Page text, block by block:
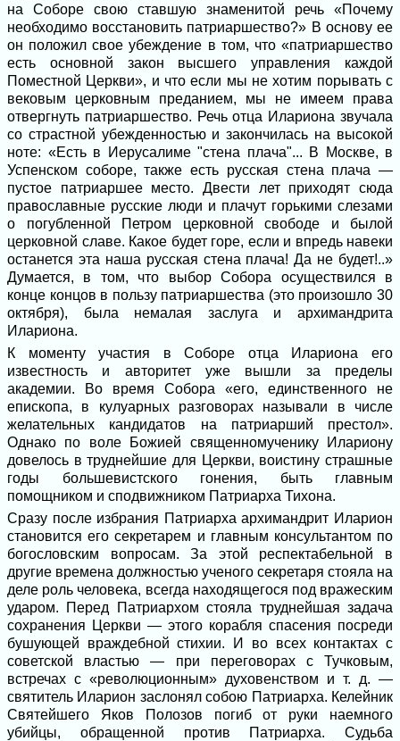
на Соборе свою ставшую знаменитой речь «Почему
необходимо восстановить патриаршество?» В основу ее
он положил свое убеждение в том, что «патриаршество
есть основной закон высшего управления каждой
Поместной Церкви», и что если мы не хотим порывать с
вековым церковным преданием, мы не имеем права
отвергнуть патриаршество. Речь отца Илариона звучала
со страстной убежденностью и закончилась на высокой
ноте: «Есть в Иерусалиме "стена плача"... В Москве, в
Успенском соборе, также есть русская стена плача —
пустое патриаршее место. Двести лет приходят сюда
православные русские люди и плачут горькими слезами
о погубленной Петром церковной свободе и былой
церковной славе. Какое будет горе, если и впредь навеки
останется эта наша русская стена плача! Да не будет!..»
Думается, в том, что выбор Собора осуществился в
конце концов в пользу патриаршества (это произошло 30
октября), была немалая заслуга и архимандрита
Илариона.
К моменту участия в Соборе отца Илариона его
известность и авторитет уже вышли за пределы
академии. Во время Собора «его, единственного не
епископа, в кулуарных разговорах называли в числе
желательных кандидатов на патриарший престол».
Однако по воле Божией священномученику Илариону
довелось в труднейшие для Церкви, воистину страшные
годы большевистского гонения, быть главным
помощником и сподвижником Патриарха Тихона.
Сразу после избрания Патриарха архимандрит Иларион
становится его секретарем и главным консультантом по
богословским вопросам. За этой респектабельной в
другие времена должностью ученого секретаря стояла на
деле роль человека, всегда находящегося под вражеским
ударом. Перед Патриархом стояла труднейшая задача
сохранения Церкви — этого корабля спасения посреди
бушующей враждебной стихии. И во всех контактах с
советской властью — при переговорах с Тучковым,
встречах с «революционным» духовенством и т. д. —
святитель Иларион заслонял собою Патриарха. Келейник
Святейшего Яков Полозов погиб от руки наемного
убийцы, обращенной против Патриарха. Судьба